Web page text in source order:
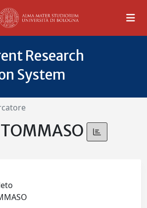
Research
System